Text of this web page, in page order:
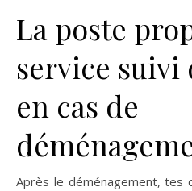
La poste
service
en cas de
Après le déménagement, tes